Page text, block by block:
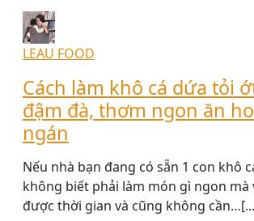
LEAU FOOD
Cách làm khô cá dứa tỏi
đậm đà, thơm ngon ăn
ngán
Nếu nhà bạn đang có sẵn 1 con khô
không biết phải làm món gì ngon mà
được thời gian và cũng không